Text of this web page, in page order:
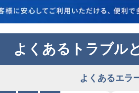
よくあるトラブル
よくあるエラ